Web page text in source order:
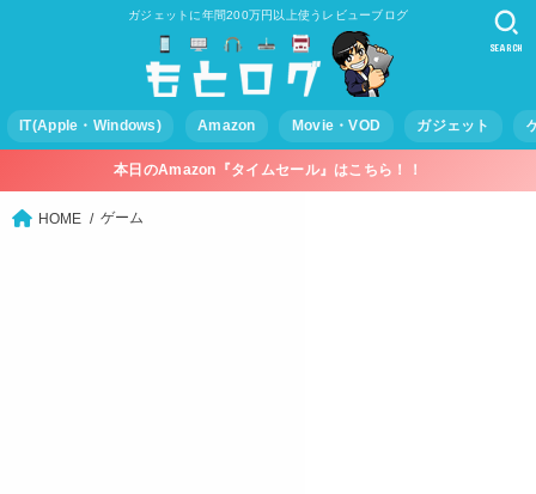
ガジェットに年間200万円以上使うレビューブログ
IT(Apple・Windows) Amazon Movie・VOD ガジェット
SEARCH
本日のAmazon『タイムセール』はこちら！！
HOME ゲーム